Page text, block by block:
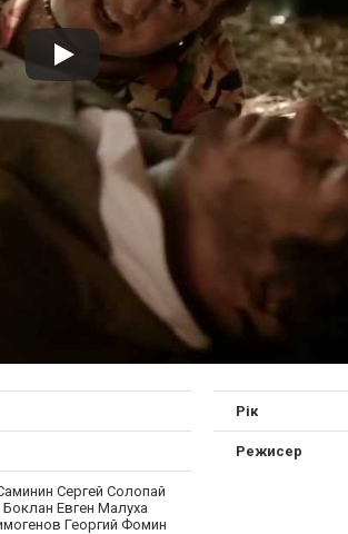
Сергей Солопай
Евген Малуха
Георгий Фомин
Рік
Режисер